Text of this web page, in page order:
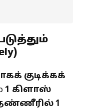
குடிக்கக்
1 கிளாஸ்
தண்ணீரில்1